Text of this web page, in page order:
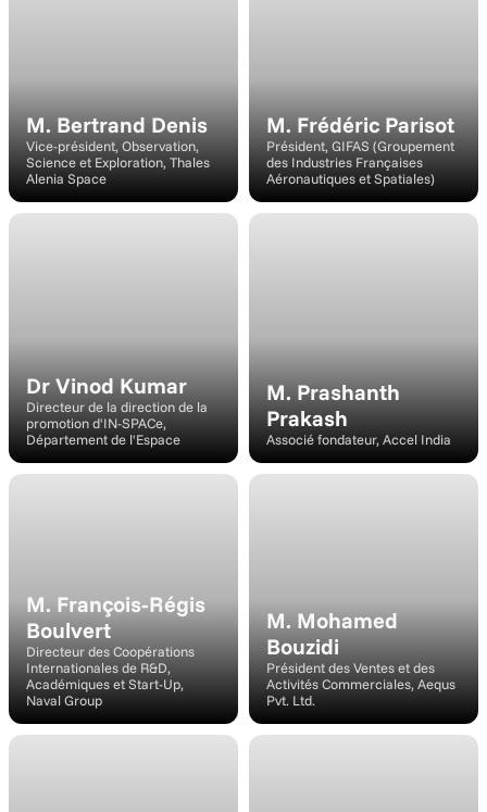
M. Bertrand Denis
Vice-président, Observation,
Science et Exploration, Thales
Alenia Space
M. Frédéric Parisot
Président, GIFAS (Groupement
des Industries Françaises
Aéronautiques et Spatiales)
Dr Vinod Kumar
Directeur de la direction de la
promotion d'IN-SPACe,
Département de l'Espace
M. Prashanth
Prakash
Associé fondateur, Accel India
M. François-Régis
Boulvert
Directeur des Coopérations
Internationales de R&D,
Académiques et Start-Up,
Naval Group
M. Mohamed
Bouzidi
Président des Ventes et des
Activités Commerciales, Aequs
Pvt. Ltd.